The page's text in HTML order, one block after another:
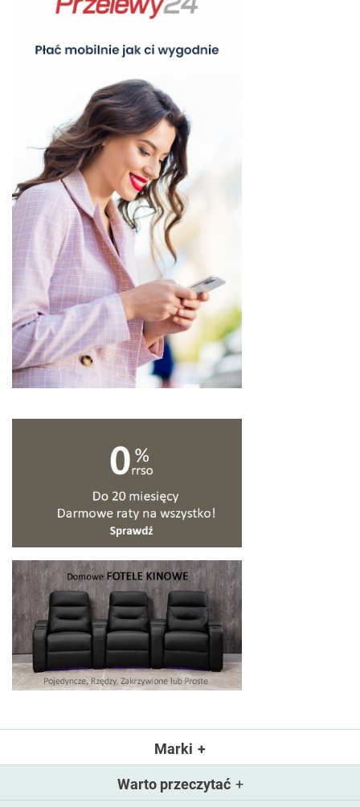
Marki
Warto przeczytać